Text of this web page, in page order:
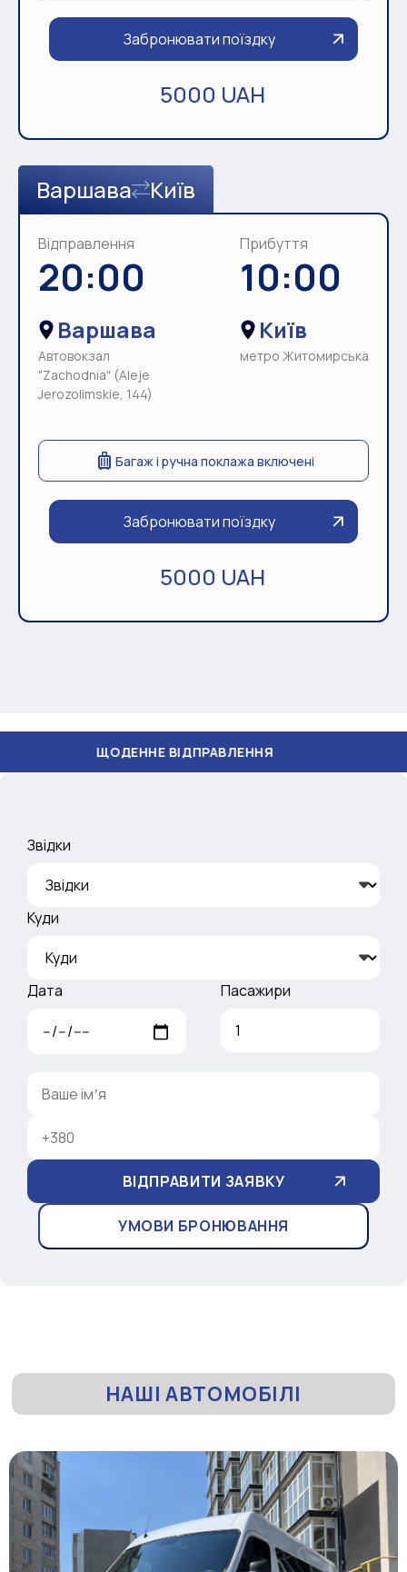
Забронювати поїздку
5000 UAH
Варшава Київ
Відправлення
20:00
Варшава
Автовокзал
"Zachodnia" (Aleje
Jerozolimskie, 144)
Прибуття
10:00
Київ
метро Житомирська
Багаж і ручна поклажа включені
Забронювати поїздку
5000 UAH
ВІДПРАВЛЕННЯ
Звідки
Куди
Дата Пасажири
УМОВИ БРОНЮВАННЯ
НАШІ АВТОМОБІЛІ